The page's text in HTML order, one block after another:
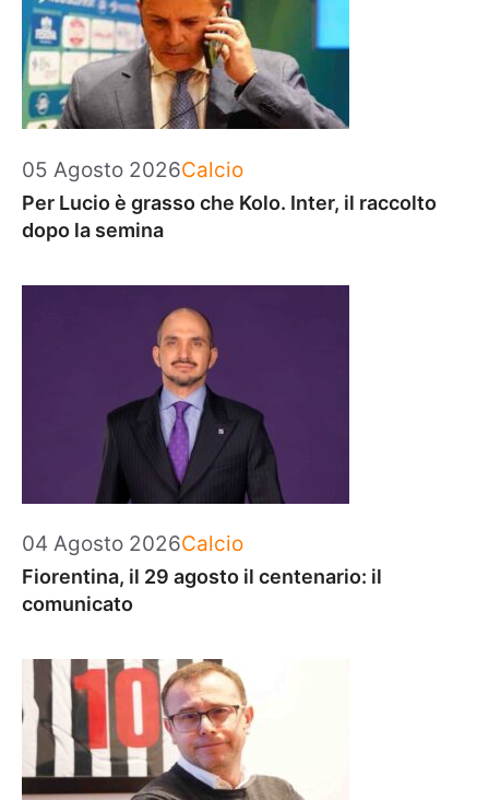
05 Agosto 2026Categorie
Calcio
Per Lucio è grasso che Kolo. Inter, il raccolto
dopo la semina
04 Agosto 2026Categorie
Calcio
Fiorentina, il 29 agosto il centenario: il
comunicato